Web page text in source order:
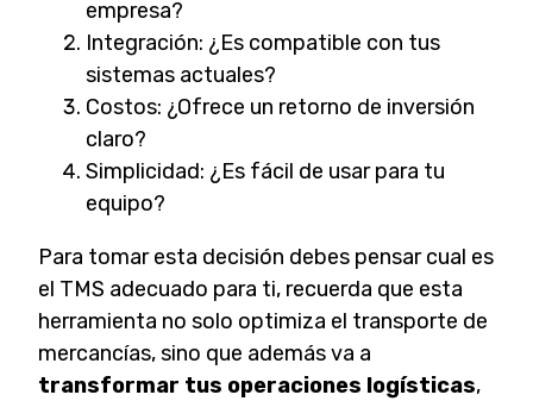
empresa?
Integración: ¿Es compatible con tus
sistemas actuales?
Costos: ¿Ofrece un retorno de inversión
claro?
Simplicidad: ¿Es fácil de usar para tu
equipo?
Para tomar esta decisión debes pensar cual es
el TMS adecuado para ti, recuerda que esta
herramienta no solo optimiza el transporte de
mercancías, sino que además va a
transformar tus operaciones logísticas,